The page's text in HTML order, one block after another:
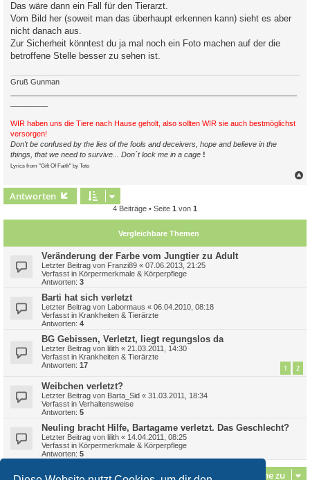
Das wäre dann ein Fall für den Tierarzt.
Vom Bild her (soweit man das überhaupt erkennen kann) sieht es aber
nicht danach aus.
Zur Sicherheit könntest du ja mal noch ein Foto machen auf der die
betroffene Stelle besser zu sehen ist.
Gruß Gunman
WIR haben uns die Tiere nach Hause geholt, also sollten WIR sie auch bestmöglichst
versorgen!
Don't be confused by the lies of the fools and deceivers, hope and believe in the
things, that we need to survive... Don´t lock me in a cage !
Lyrics from "Gift Of Faith" by Toto
b
Antworten
4 Beiträge • Seite 1 von 1
Vergleichbare Themen
Veränderung der Farbe vom Jungtier zu Adult
Letzter Beitrag von Franzi89 « 07.06.2013, 21:25
Verfasst in Körpermerkmale & Körperpflege
Antworten: 3
Barti hat sich verletzt
Letzter Beitrag von Labormaus « 06.04.2010, 08:18
Verfasst in Krankheiten & Tierärzte
Antworten: 4
BG Gebissen, Verletzt, liegt regungslos da
Letzter Beitrag von lilith « 21.03.2011, 14:30
Verfasst in Krankheiten & Tierärzte
Antworten: 17 1 2
Weibchen verletzt?
Letzter Beitrag von Barta_Sid « 31.03.2011, 18:34
Verfasst in Verhaltensweise
Antworten: 5
Neuling bracht Hilfe, Bartagame verletzt. Das Geschlecht?
Letzter Beitrag von lilith « 14.04.2011, 08:25
Verfasst in Körpermerkmale & Körperpflege
Antworten: 5
Gehe zu